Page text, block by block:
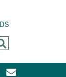
Contact